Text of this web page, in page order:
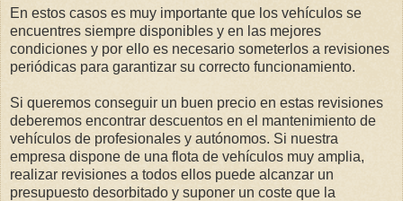
En estos casos es muy importante que los vehículos se
encuentres siempre disponibles y en las mejores
condiciones y por ello es necesario someterlos a revisiones
periódicas para garantizar su correcto funcionamiento.
Si queremos conseguir un buen precio en estas revisiones
deberemos encontrar descuentos en el mantenimiento de
vehículos de profesionales y autónomos. Si nuestra
empresa dispone de una flota de vehículos muy amplia,
realizar revisiones a todos ellos puede alcanzar un
presupuesto desorbitado y suponer un coste que la